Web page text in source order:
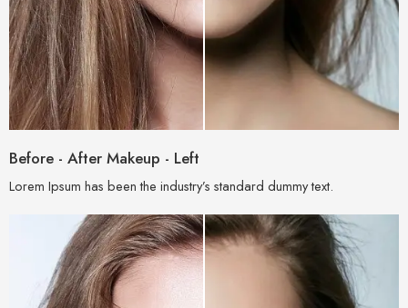
Before - After Makeup - Left
Lorem Ipsum has been the industry’s standard dummy text.